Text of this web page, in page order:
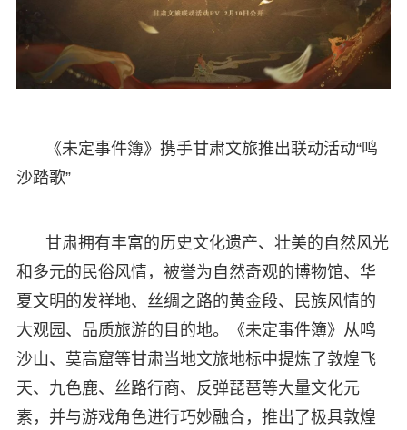
《未定事件簿》携手甘肃文旅推出联动活动“鸣
沙踏歌”
甘肃拥有丰富的历史文化遗产、壮美的自然风光
和多元的民俗风情，被誉为自然奇观的博物馆、华
夏文明的发祥地、丝绸之路的黄金段、民族风情的
大观园、品质旅游的目的地。《未定事件簿》从鸣
沙山、莫高窟等甘肃当地文旅地标中提炼了敦煌飞
天、九色鹿、丝路行商、反弹琵琶等大量文化元
素，并与游戏角色进行巧妙融合，推出了极具敦煌